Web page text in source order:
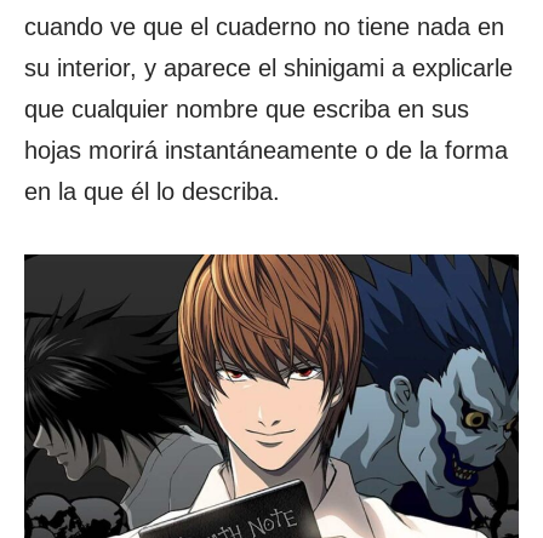
cuando ve que el cuaderno no tiene nada en
su interior, y aparece el shinigami a explicarle
que cualquier nombre que escriba en sus
hojas morirá instantáneamente o de la forma
en la que él lo describa.